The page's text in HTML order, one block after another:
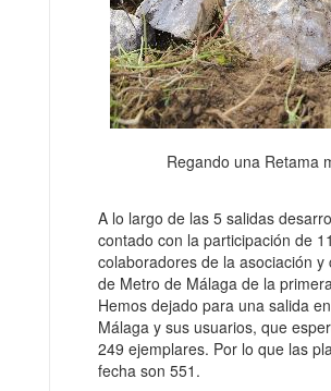
Regando una Retama
A lo largo de las 5 salidas
contado con la participación de
colaboradores de la asociación
de Metro de Málaga de la
Hemos dejado para una salida
Málaga y sus usuarios, que
249 ejemplares. Por lo que las
fecha son 551.